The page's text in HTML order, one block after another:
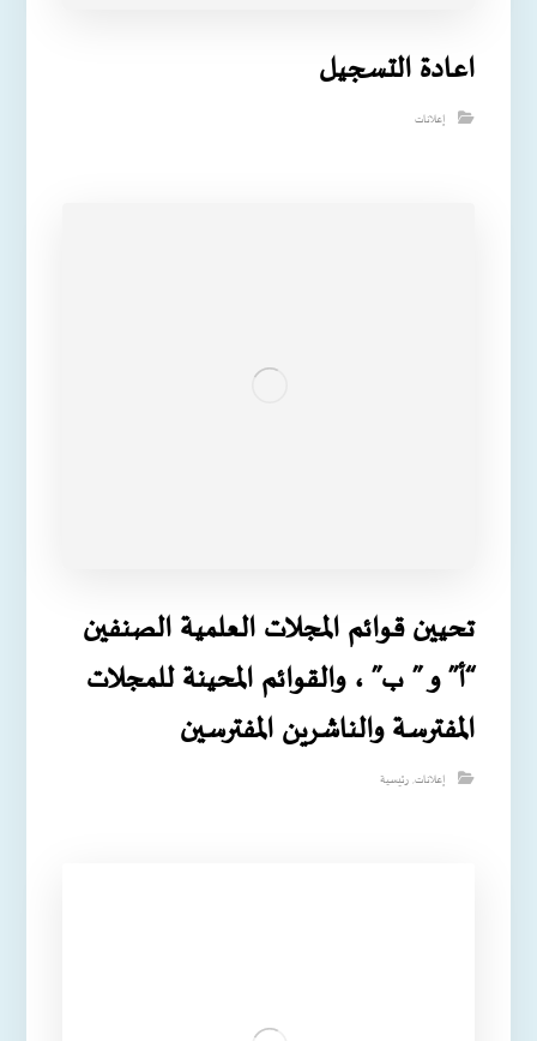
اعادة التسجيل
إعلانات
تحيين قوائم المجلات العلمية الصنفين
“أ” و ” ب” ، والقوائم المحينة للمجلات
المفترسة والناشرين المفترسين
إعلانات,رئيسية